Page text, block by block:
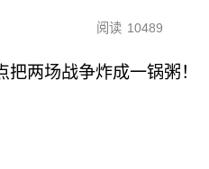
阅读 10489
两场战争炸成一锅粥！